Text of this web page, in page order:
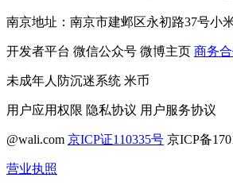
南京地址：南京市建邺区永初路37号小
开发者平台 微信公众号 微博主页 商务
未成年人防沉迷系统 米币
用户应用权限 隐私协议 用户服务协议
@wali.com 京ICP证110335号 京ICP备
营业执照